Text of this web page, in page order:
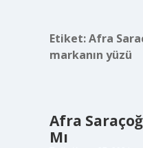
Etiket:Afra
markanın yüzü
Afra
Mı